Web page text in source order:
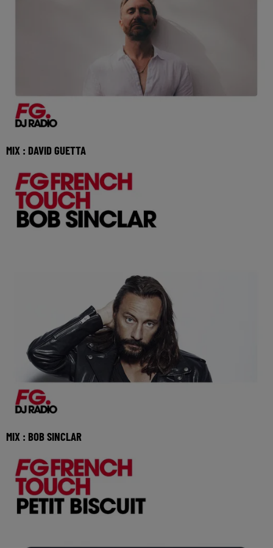
MIX : DAVID GUETTA
Ecoutez Radio FG sur http://www.radiofg.com 📱 e
MIX : BOB SINCLAR
Ecoutez Radio FG sur http://www.radiofg.com 📱 et